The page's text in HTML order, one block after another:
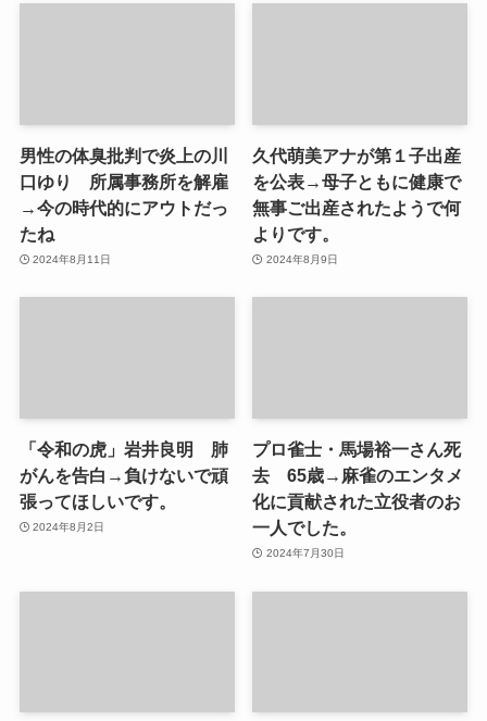
男性の体臭批判で炎上の川
口ゆり 所属事務所を解雇
→今の時代的にアウトだっ
たね
2024年8月11日
久代萌美アナが第１子出産
を公表→母子ともに健康で
無事ご出産されたようで何
よりです。
2024年8月9日
「令和の虎」岩井良明 肺
がんを告白→負けないで頑
張ってほしいです。
2024年8月2日
プロ雀士・馬場裕一さん死
去 65歳→麻雀のエンタメ
化に貢献された立役者のお
一人でした。
2024年7月30日